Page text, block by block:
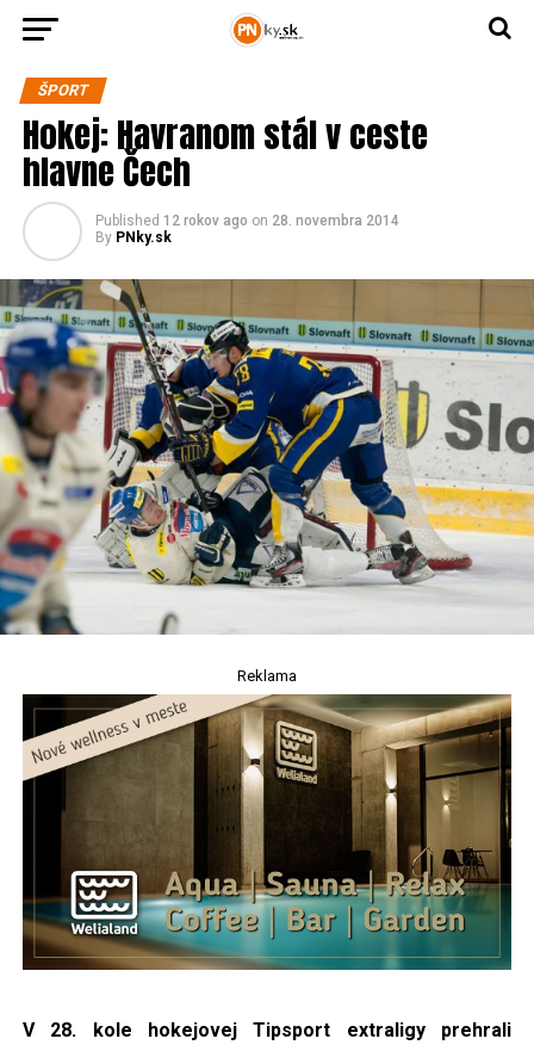
ŠPORT
Hokej: Havranom stál v ceste
hlavne Čech
Published 12 rokov ago on 28. novembra 2014
By PNky.sk
Reklama
V 28. kole hokejovej Tipsport extraligy prehrali